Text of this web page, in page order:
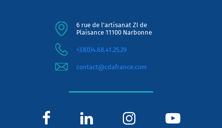
6 rue de l'artisanat ZI de
Plaisance 11100 Narbonne
+33(0)4.68.41.25.29
contact@cdafrance.com